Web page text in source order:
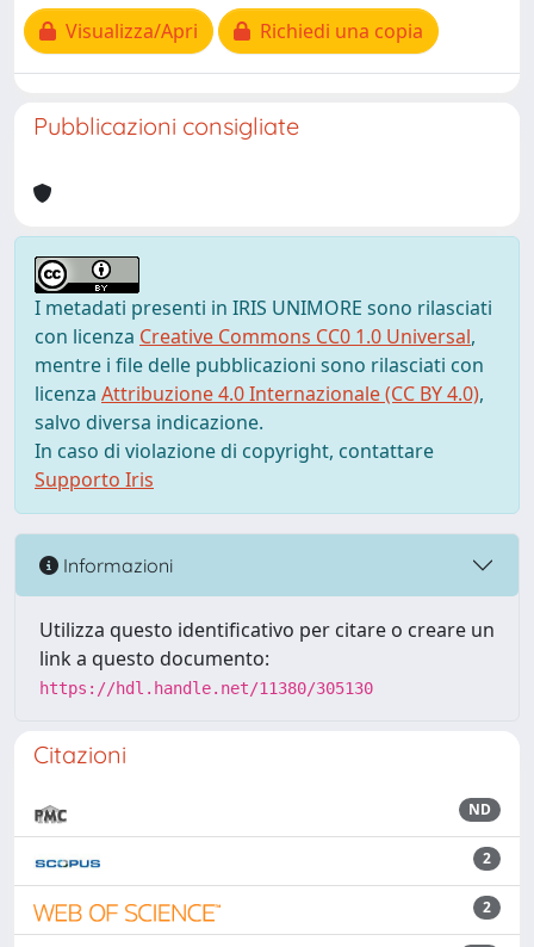
Visualizza/Apri
Richiedi una copia
Pubblicazioni consigliate
I metadati presenti in IRIS UNIMORE sono rilasciati
con licenza Creative Commons CC0 1.0 Universal,
mentre i file delle pubblicazioni sono rilasciati con
licenza Attribuzione 4.0 Internazionale (CC BY 4.0),
salvo diversa indicazione.
In caso di violazione di copyright, contattare
Supporto Iris
Informazioni
Utilizza questo identificativo per citare o creare un
link a questo documento:
https://hdl.handle.net/11380/305130
Citazioni
ND
2
2